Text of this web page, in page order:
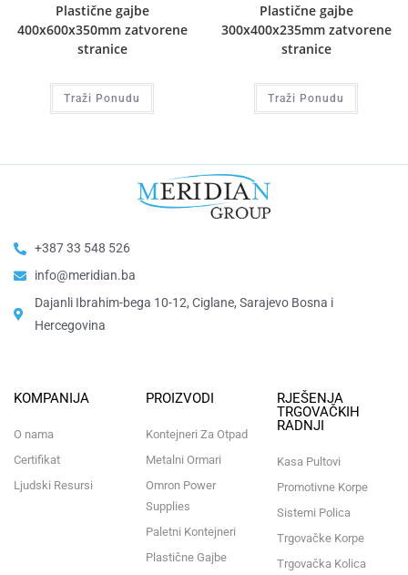
Plastične gajbe
400x600x350mm zatvorene
stranice
Traži Ponudu
Plastične gajbe
300x400x235mm zatvorene
stranice
Traži Ponudu
+387 33 548 526
info@meridian.ba
Dajanli Ibrahim-bega 10-12, Ciglane, Sarajevo Bosna i
Hercegovina​
KOMPANIJA
O nama
Certifikat
Ljudski Resursi
PROIZVODI
Kontejneri Za Otpad
Metalni Ormari
Omron Power
Supplies
Paletni Kontejneri
Plastične Gajbe
RJEŠENJA
TRGOVAČKIH
RADNJI
Kasa Pultovi
Promotivne Korpe
Sistemi Polica
Trgovačke Korpe
Trgovačka Kolica